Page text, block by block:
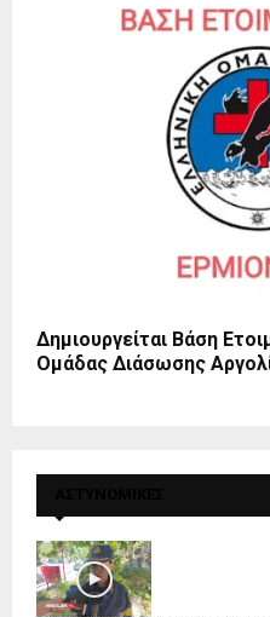
Δημιουργείται Βάση
Ομάδας Διάσωσης